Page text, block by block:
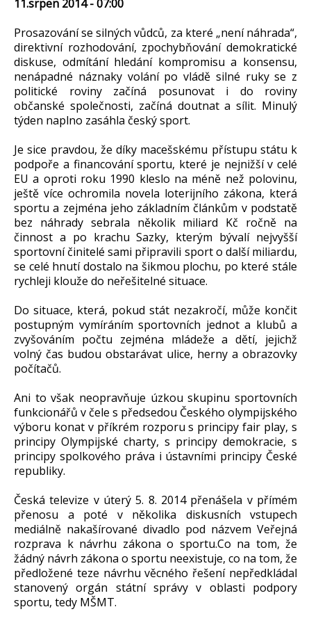
11.srpen 2014 - 07:00
Prosazování se silných vůdců, za které „není náhrada“,
direktivní rozhodování, zpochybňování demokratické
diskuse, odmítání hledání kompromisu a konsensu,
nenápadné náznaky volání po vládě silné ruky se z
politické roviny začíná posunovat i do roviny
občanské společnosti, začíná doutnat a sílit. Minulý
týden naplno zasáhla český sport.
Je sice pravdou, že díky macešskému přístupu státu k
podpoře a financování sportu, které je nejnižší v celé
EU a oproti roku 1990 kleslo na méně než polovinu,
ještě více ochromila novela loterijního zákona, která
sportu a zejména jeho základním článkům v podstatě
bez náhrady sebrala několik miliard Kč ročně na
činnost a po krachu Sazky, kterým bývalí nejvyšší
sportovní činitelé sami připravili sport o další miliardu,
se celé hnutí dostalo na šikmou plochu, po které stále
rychleji klouže do neřešitelné situace.
Do situace, která, pokud stát nezakročí, může končit
postupným vymíráním sportovních jednot a klubů a
zvyšováním počtu zejména mládeže a dětí, jejichž
volný čas budou obstarávat ulice, herny a obrazovky
počítačů.
Ani to však neopravňuje úzkou skupinu sportovních
funkcionářů v čele s předsedou Českého olympijského
výboru konat v příkrém rozporu s principy fair play, s
principy Olympijské charty, s principy demokracie, s
principy spolkového práva i ústavními principy České
republiky.
Česká televize v úterý 5. 8. 2014 přenášela v přímém
přenosu a poté v několika diskusních vstupech
mediálně nakašírované divadlo pod názvem Veřejná
rozprava k návrhu zákona o sportu.Co na tom, že
žádný návrh zákona o sportu neexistuje, co na tom, že
předložené teze návrhu věcného řešení nepředkládal
stanovený orgán státní správy v oblasti podpory
sportu, tedy MŠMT.